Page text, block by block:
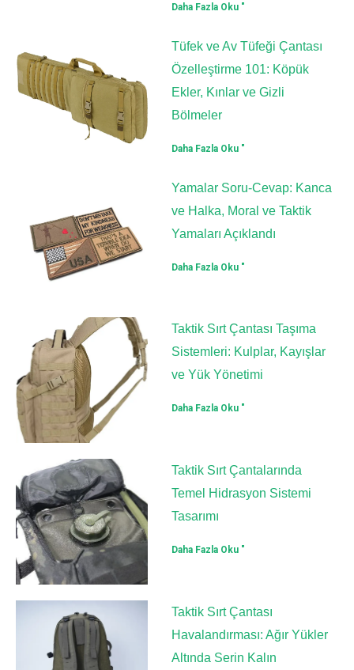
Daha Fazla Oku "
Tüfek ve Av Tüfeği Çantası
Özelleştirme 101: Köpük
Ekler, Kınlar ve Gizli
Bölmeler
Daha Fazla Oku "
Yamalar Soru-Cevap: Kanca
ve Halka, Moral ve Taktik
Yamaları Açıklandı
Daha Fazla Oku "
Taktik Sırt Çantası Taşıma
Sistemleri: Kulplar, Kayışlar
ve Yük Yönetimi
Daha Fazla Oku "
Taktik Sırt Çantalarında
Temel Hidrasyon Sistemi
Tasarımı
Daha Fazla Oku "
Taktik Sırt Çantası
Havalandırması: Ağır Yükler
Altında Serin Kalın